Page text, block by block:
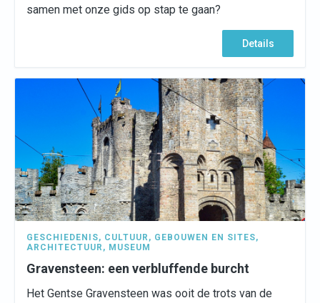
samen met onze gids op stap te gaan?
Details
GESCHIEDENIS, CULTUUR , GEBOUWEN EN SITES,
ARCHITECTUUR , MUSEUM
Gravensteen: een verbluffende burcht
Het Gentse Gravensteen was ooit de trots van de